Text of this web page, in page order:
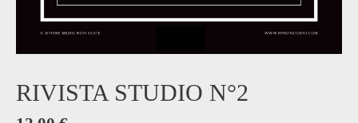
RIVISTA STUDIO N°2